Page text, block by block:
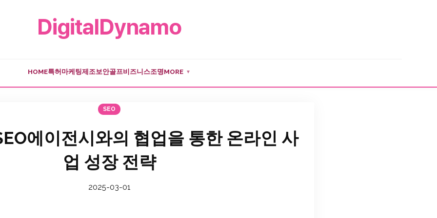
DigitalDynamo
HOME특허 마케팅제조보안골프비즈니스조명MORE ▼
SEO
에이전시와의 협업을 통한 온라인 사
업 성장 전략
2025-03-01